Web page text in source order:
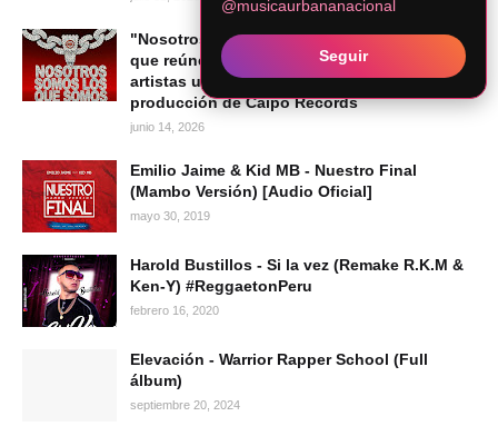
"Nosotros Somos los Que Somos": el álbum
que reúne a una nueva generación de
artistas urbanos peruanos bajo la
producción de Caipo Records
junio 14, 2026
Emilio Jaime & Kid MB - Nuestro Final
(Mambo Versión) [Audio Oficial]
mayo 30, 2019
Harold Bustillos - Si la vez (Remake R.K.M &
Ken-Y) #ReggaetonPeru
febrero 16, 2020
Elevación - Warrior Rapper School (Full
álbum)
septiembre 20, 2024
@musicaurbananacional
Seguir